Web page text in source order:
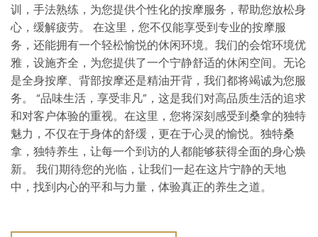
训，手法熟练，为您提供个性化的按摩服务，帮助您放松身
心，缓解疲劳。 在这里，您不仅能享受到专业的按摩服
务，还能拥有一个轻松愉悦的休闲环境。我们的会馆环境优
雅，设施齐全，为您提供了一个宁静舒适的休闲空间。无论
是全身按摩、背部按摩还是精油开背，我们都将竭诚为您服
务。 “品味生活，享受非凡”，这是我们对高品质生活的追求
和对客户体验的重视。在这里，您将深刻感受到桑拿的独特
魅力，不仅在于身体的舒缓，更在于心灵的愉悦。独特桑
拿，独特养生，让每一个到访的人都能够获得全面的身心焕
新。 我们期待您的光临，让我们一起在这片宁静的天地
中，找到内心的平和与力量，体验真正的养生之道。